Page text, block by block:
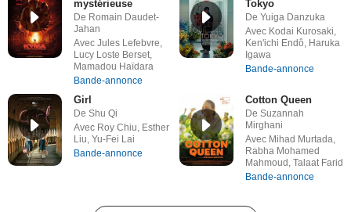
mystérieuse
De Romain Daudet-
Jahan
Avec Jules Lefebvre,
Lucy Loste Berset,
Mamadou Haïdara
Bande-annonce
Tokyo
De Yuiga Danzuka
Avec Kodai Kurosaki,
Ken'ichi Endô, Haruka
Igawa
Bande-annonce
Girl
De Shu Qi
Avec Roy Chiu, Esther
Liu, Yu-Fei Lai
Bande-annonce
Cotton Queen
De Suzannah
Mirghani
Avec Mihad Murtada,
Rabha Mohamed
Mahmoud, Talaat Farid
Bande-annonce